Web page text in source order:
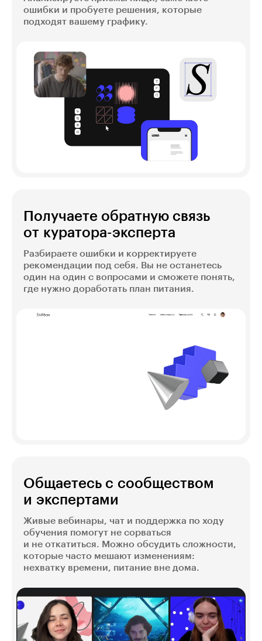
ошибки и пробуете решения, которые
подходят вашему графику.
Получаете обратную связь
от куратора-эксперта
Разбираете ошибки и корректируете
рекомендации под себя. Вы не останетесь
один на один с вопросами и сможете понять,
где нужно доработать план питания.
Общаетесь с сообществом
и экспертами
Живые вебинары, чат и поддержка по ходу
обучения помогут не сорваться
и не откатиться. Можно обсудить сложности,
которые часто мешают изменениям:
нехватку времени, питание вне дома.